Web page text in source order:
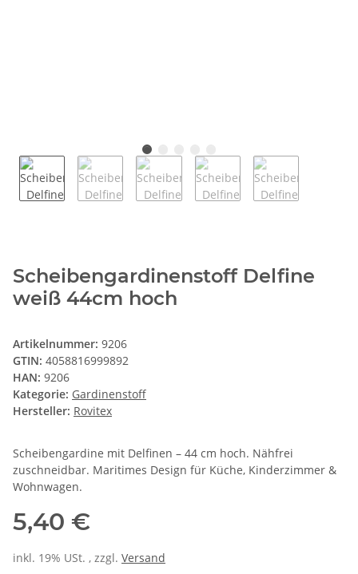
Scheibengardinenstoff Delfine
weiß 44cm hoch
Artikelnummer: 9206
GTIN: 4058816999892
HAN: 9206
Kategorie: Gardinenstoff
Hersteller: Rovitex
Scheibengardine mit Delfinen – 44 cm hoch. Nähfrei
zuschneidbar. Maritimes Design für Küche, Kinderzimmer &
Wohnwagen.
5,40 €
inkl. 19% USt. , zzgl. Versand